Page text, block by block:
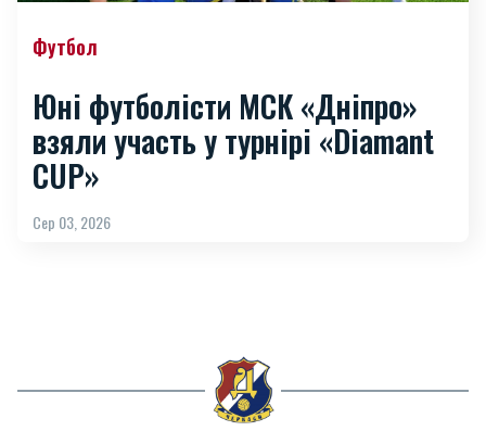
Футбол
Юні футболісти МСК «Дніпро»
взяли участь у турнірі «Diamant
CUP»
Сер 03, 2026